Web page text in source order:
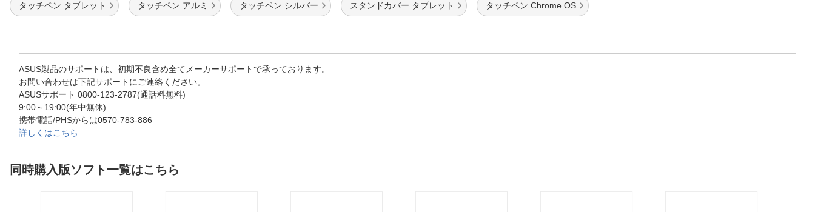
タッチペン タブレット タッチペン アルミ タッチペン シルバー スタンドカバー タブレット タッチペン Chrome OS
ASUS製品のサポートは、初期不良含め全てメーカーサポートで承っております。
お問い合わせは下記サポートにご連絡ください。
ASUSサポート 0800-123-2787(通話料無料)
9:00～19:00(年中無休)
携帯電話/PHSからは0570-783-886
詳しくはこちら
同時購入版ソフト一覧はこちら